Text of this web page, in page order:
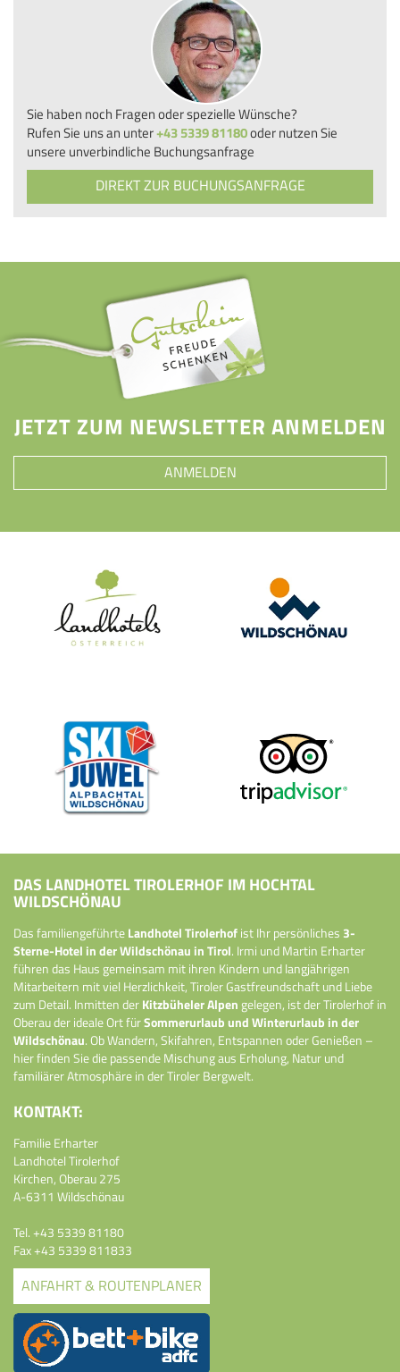
Sie haben noch Fragen oder spezielle Wünsche?
Rufen Sie uns an unter+43 5339 81180oder nutzen Sie
unsere unverbindliche Buchungsanfrage
DIREKT ZUR BUCHUNGSANFRAGE
JETZT ZUM NEWSLETTER ANMELDEN
ANMELDEN
DAS LANDHOTEL TIROLERHOF IM HOCHTAL
WILDSCHÖNAU
Das familiengeführteLandhotel Tirolerhofist Ihr persönliches 3-
Sterne-Hotel in der Wildschönau in Tirol. Irmi und Martin Erharter
führen das Haus gemeinsam mit ihren Kindern und langjährigen
Mitarbeitern mit viel Herzlichkeit, Tiroler Gastfreundschaft und Liebe
zum Detail. Inmitten derKitzbüheler Alpengelegen, ist der Tirolerhof in
Oberau der ideale Ort fürSommerurlaub und Winterurlaub in der
Wildschönau. Ob Wandern, Skifahren, Entspannen oder Genießen –
hier finden Sie die passende Mischung aus Erholung, Natur und
familiärer Atmosphäre in der Tiroler Bergwelt.
KONTAKT:
Familie Erharter
Landhotel Tirolerhof
Kirchen, Oberau 275
A-6311 Wildschönau
Tel.+43 5339 81180
Fax +43 5339 811833
ANFAHRT & ROUTENPLANER